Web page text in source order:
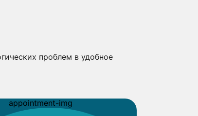
проблем в удобное